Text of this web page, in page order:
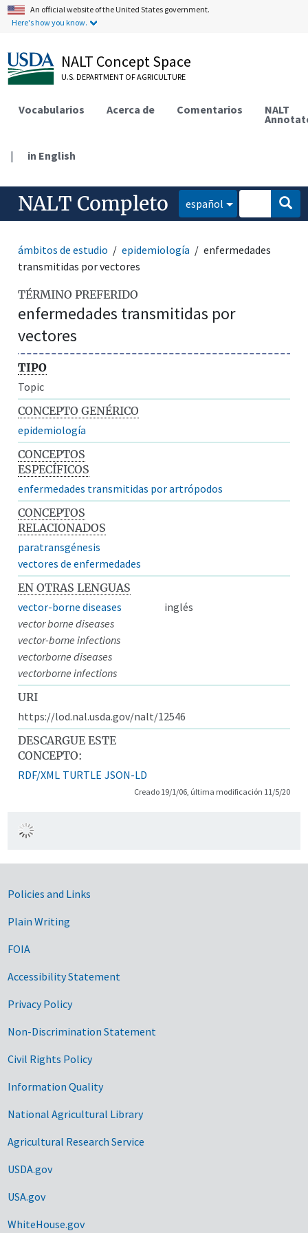
An official website of the United States government.
Here's how you know.
NALT Concept Space
U.S. DEPARTMENT OF AGRICULTURE
Vocabularios Acerca de Comentarios NALT
| in English
NALT Completo español
ámbitos de estudio epidemiología
enfermedades
transmitidas por vectores
TÉRMINO PREFERIDO
enfermedades transmitidas por
vectores
TIPO
Topic
CONCEPTO GENÉRICO
epidemiología
CONCEPTOS
ESPECÍFICOS
enfermedades transmitidas por artrópodos
CONCEPTOS
RELACIONADOS
paratransgénesis
vectores de enfermedades
EN OTRAS LENGUAS
vector-borne diseases
inglés
vector borne diseases
vector-borne infections
vectorborne diseases
vectorborne infections
URI
https://lod.nal.usda.gov/nalt/12546
DESCARGUE ESTE
CONCEPTO:
RDF/XML TURTLE JSON-LD
Creado 19/1/06, última modificación 11/5/20
Government Links
Policies and Links
Plain Writing
FOIA
Accessibility Statement
Privacy Policy
Non-Discrimination Statement
Civil Rights Policy
Information Quality
National Agricultural Library
Agricultural Research Service
USDA.gov
USA.gov
WhiteHouse.gov